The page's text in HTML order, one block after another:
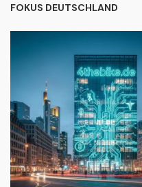
FOKUS DEUTSCHLAND